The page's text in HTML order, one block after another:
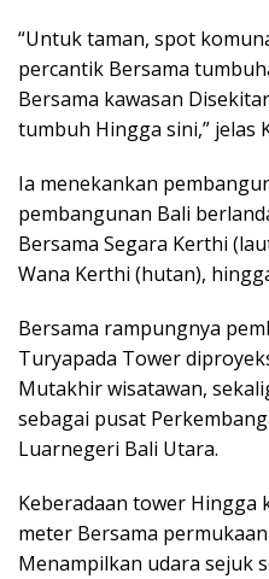
“Untuk taman, spot
percantik Bersama
Bersama kawasan
tumbuh Hingga sini,” jelas
Ia menekankan
pembangunan Bali
Bersama Segara Kerthi
Wana Kerthi (hutan),
Bersama rampungnya
Turyapada Tower
Mutakhir wisatawan,
sebagai pusat
Luarnegeri Bali Utara.
Keberadaan tower Hingga
meter Bersama
Menampilkan udara sejuk